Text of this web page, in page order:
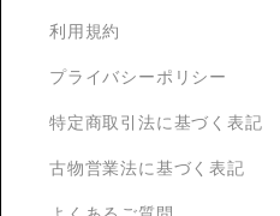
利用規約
プライバシーポリシー
特定商取引法に基づく表記
古物営業法に基づく表記